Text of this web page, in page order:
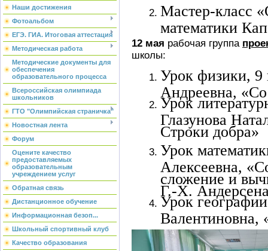
Наши достижения
Фотоальбом
ЕГЭ. ГИА. Итоговая аттестация
Методическая работа
Методические документы для
обеспечения
образовательного процесса
Всероссийская олимпиада
школьников
ГТО "Олимпийская страничка"
Новостная лента
Форум
Оцените качество
предоставляемых
образовательным
учреждением услуг
Обратная связь
Дистанционное обучение
Информационная безоп...
Школьный спортивный клуб
Качество образования
Мастер-класс
математики
12 мая рабочая группа
школы:
Урок физики, 9
Андреевна,
Урок
Глазунова
Строки добра»
Урок
Алексеевна,
сложение и
Г.-Х.
Урок
Валентиновна,